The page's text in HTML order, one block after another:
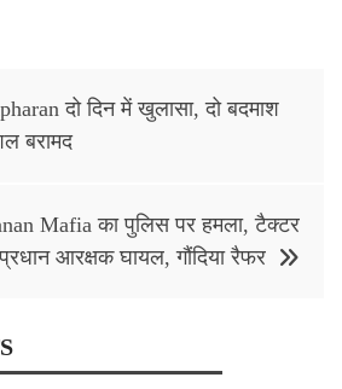
दो दिन में खुलासा, दो बदमाश
बरामद
Mafia का पुलिस पर हमला, टैक्टर
आरक्षक घायल, गौंदिया रैफर